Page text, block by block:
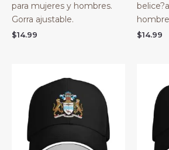
para mujeres y hombres.
Gorra ajustable.
$14.99 $14.99